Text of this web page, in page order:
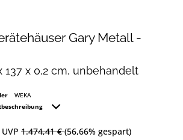
Gary Metall -
137 x 0,2 cm, unbehandelt
WEKA
UVP 1.474,41 €(56,66% gespart)